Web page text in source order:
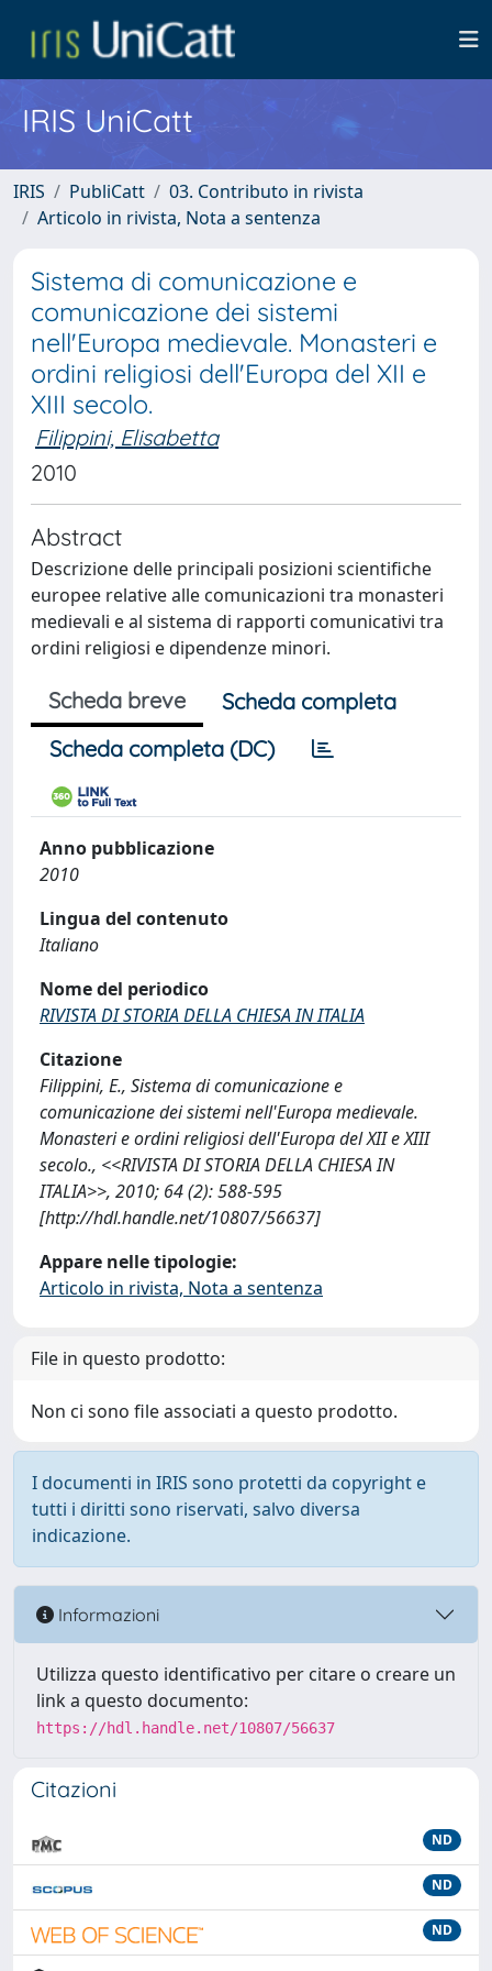
IRIS UniCatt
IRIS PubliCatt
03. Contributo in rivista
Articolo in rivista, Nota a sentenza
Sistema di comunicazione e
comunicazione dei sistemi
nell'Europa medievale. Monasteri e
ordini religiosi dell'Europa del XII e
XIII secolo.
Filippini, Elisabetta
2010
Abstract
Descrizione delle principali posizioni scientifiche
europee relative alle comunicazioni tra monasteri
medievali e al sistema di rapporti comunicativi tra
ordini religiosi e dipendenze minori.
Scheda breve
Scheda completa
Scheda completa (DC)
Anno pubblicazione
2010
Lingua del contenuto
Italiano
Nome del periodico
RIVISTA DI STORIA DELLA CHIESA IN ITALIA
Citazione
Filippini, E., Sistema di comunicazione e
comunicazione dei sistemi nell'Europa medievale.
Monasteri e ordini religiosi dell'Europa del XII e XIII
secolo., <<RIVISTA DI STORIA DELLA CHIESA IN
ITALIA>>, 2010; 64 (2): 588-595
[http://hdl.handle.net/10807/56637]
Appare nelle tipologie:
Articolo in rivista, Nota a sentenza
File in questo prodotto:
Non ci sono file associati a questo prodotto.
I documenti in IRIS sono protetti da copyright e
tutti i diritti sono riservati, salvo diversa
indicazione.
Informazioni
Utilizza questo identificativo per citare o creare un
link a questo documento:
https://hdl.handle.net/10807/56637
Citazioni
ND
ND
ND